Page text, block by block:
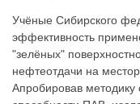
Учёные Сибирского
эффективность
"зелёных"
нефтеотдачи на
Апробировав